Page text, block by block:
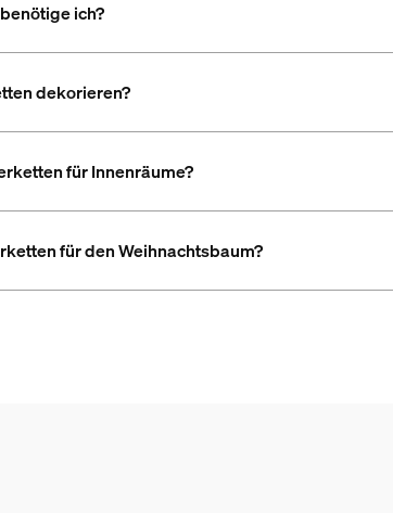
ich?
dekorieren?
für Innenräume?
für den Weihnachtsbaum?